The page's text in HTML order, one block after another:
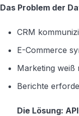
Das Problem der
CRM
E-Commerce
Marketing weiß
Berichte
Die Lösung: